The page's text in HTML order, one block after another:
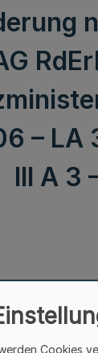
– LA
III A 3
Cookies